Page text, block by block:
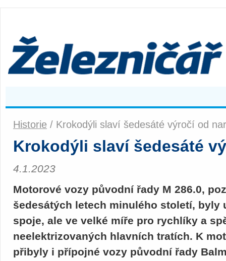
Historie / Krokodýli slaví šedesáté výročí od
Krokodýli slaví šedesáté
4.1.2023
Motorové vozy původní řady M 286.0,
šedesátých letech minulého století, byly
spoje, ale ve velké míře pro rychlíky a
neelektrizovaných hlavních tratích. K
přibyly i přípojné vozy původní řady